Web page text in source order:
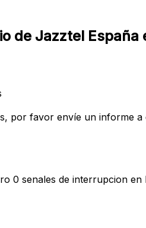
de Jazztel
por favor envíe un informe a
0 senales de interrupcion